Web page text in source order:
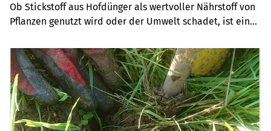
Ob Stickstoff aus Hofdünger als wertvoller Nährstoff von
Pflanzen genutzt wird oder der Umwelt schadet, ist eine
dabei beachtet werden.